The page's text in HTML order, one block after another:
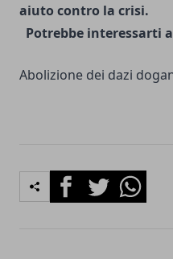
aiuto contro la crisi.
Potrebbe interessarti
Abolizione dei dazi
FacebookTwitterWhatsapp